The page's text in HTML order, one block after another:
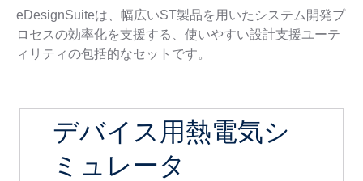
eDesignSuiteは、幅広いST製品を用いたシステム開発プ
ロセスの効率化を支援する、使いやすい設計支援ユーテ
ィリティの包括的なセットです。
デバイス用熱電気シ
ミュレータ